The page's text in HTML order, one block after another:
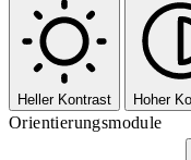
Heller Kontrast Hoher
Orientierungsmodule